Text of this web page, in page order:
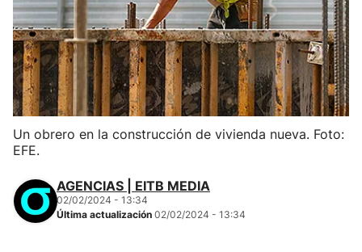
Un obrero en la construcción de vivienda nueva. Foto:
EFE.
AGENCIAS | EITB MEDIA
02/02/2024 - 13:34
Última actualización 02/02/2024 - 13:34